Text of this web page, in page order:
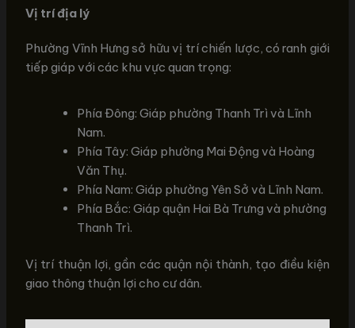
Vị trí địa lý
Phường Vĩnh Hưng sở hữu vị trí chiến lược, có ranh giới
tiếp giáp với các khu vực quan trọng:
Phía Đông: Giáp phường Thanh Trì và Lĩnh
Nam.
Phía Tây: Giáp phường Mai Động và Hoàng
Văn Thụ.
Phía Nam: Giáp phường Yên Sở và Lĩnh Nam.
Phía Bắc: Giáp quận Hai Bà Trưng và phường
Thanh Trì.
Vị trí thuận lợi, gần các quận nội thành, tạo điều kiện
giao thông thuận lợi cho cư dân.